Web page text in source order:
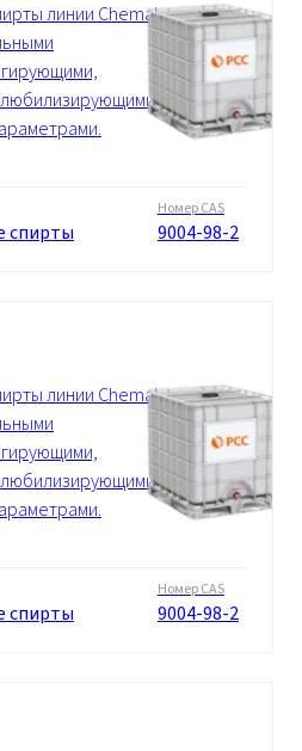
линии Chemal
спирты
Номер CAS
9004-98-2
линии Chemal
спирты
Номер CAS
9004-98-2